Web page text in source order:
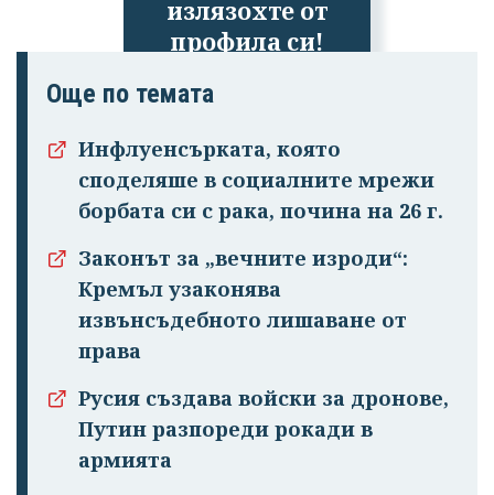
излязохте от
профила си!
Още по темата
Инфлуенсърката, която
споделяше в социалните мрежи
борбата си с рака, почина на 26 г.
Законът за „вечните изроди“:
Кремъл узаконява
извънсъдебното лишаване от
права
Русия създава войски за дронове,
Путин разпореди рокади в
армията